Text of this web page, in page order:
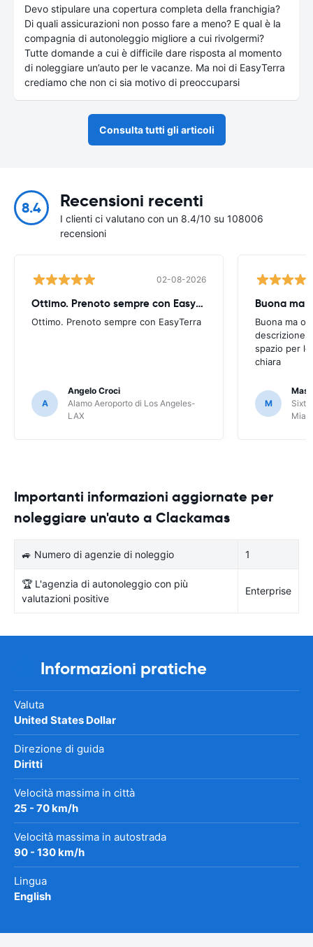
Devo stipulare una copertura completa della franchigia?
Di quali assicurazioni non posso fare a meno? E qual è la
compagnia di autonoleggio migliore a cui rivolgermi?
Tutte domande a cui è difficile dare risposta al momento
di noleggiare un’auto per le vacanze. Ma noi di EasyTerra
crediamo che non ci sia motivo di preoccuparsi
Consulta tutti gli articoli
8.4 Recensioni recenti
I clienti ci valutano con un 8.4/10 su 108006
recensioni
02-08-2026
Ottimo. Prenoto sempre con EasyTerra
Ottimo. Prenoto sempre con EasyTerra
A
Angelo Croci
Alamo Aeroporto di Los Angeles-
LAX
Buona ma
Buona ma
descrizione
spazio per
chiara
M
Sixt
Importanti informazioni aggiornate per
noleggiare un'auto a Clackamas
🚙 Numero di agenzie di noleggio 1
🏆 L'agenzia di autonoleggio con più
valutazioni positive
Enterprise
Informazioni pratiche
Valuta
United States Dollar
Direzione di guida
Diritti
Velocità massima in città
25 - 70 km/h
Velocità massima in autostrada
90 - 130 km/h
Lingua
English